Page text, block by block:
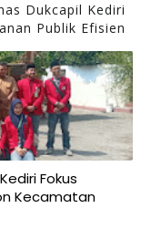
Dukcapil Kediri
Publik Efisien
Fokus
Kecamatan